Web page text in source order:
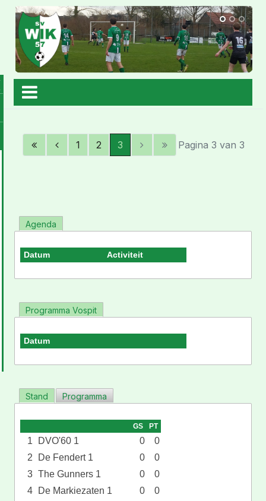
1 2 3 Pagina 3 van 3
Agenda
Datum Activiteit
Programma Vospit
Datum
Stand Programma
GS PT
1 DVO'60 1 0
0
2
De Fendert 1 0
0
3 The Gunners 1 0
0
4
De Markiezaten 1 0
0